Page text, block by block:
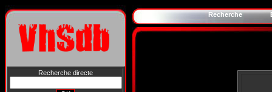
Recherche directe
Recherche